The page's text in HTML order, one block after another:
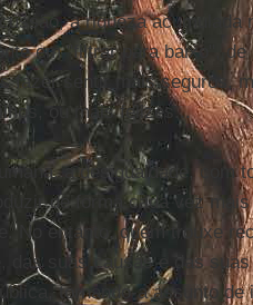
a riqueza acumulada
em "filtrar para baixo",
fazer sentir mais seguros,
ou mais felizes...
a desigualdade, com
de forma cada vez
No entanto, quem trouxe
das suas causas e das
tornando-a assunto